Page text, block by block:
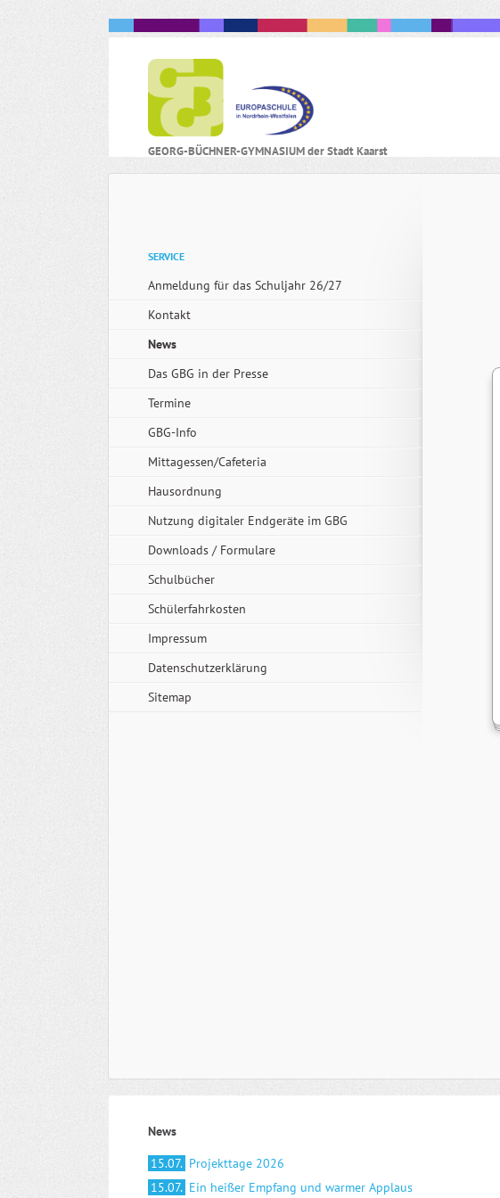
GEORG-BÜCHNER-GYMNASIUM der Stadt KaarstNavigation
Navigation
SERVICE
Anmeldung für das Schuljahr 26/27
Kontakt
News
Das GBG in der Presse
Termine
GBG-Info
Mittagessen/Cafeteria
Hausordnung
Nutzung digitaler Endgeräte im GBG
Downloads / Formulare
Schulbücher
Schülerfahrkosten
Impressum
Datenschutzerklärung
Sitemap
News
15.07. Projekttage 2026
15.07. Ein heißer Empfang und warmer Applaus